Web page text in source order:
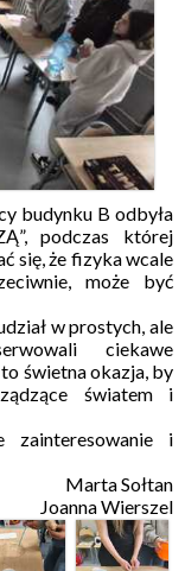
budynku B odbyła
podczas której
się, że fizyka wcale
może być
w prostych, ale
ciekawe
świetna okazja, by
światem i
zainteresowanie i
Marta Sołtan
Joanna Wierszel